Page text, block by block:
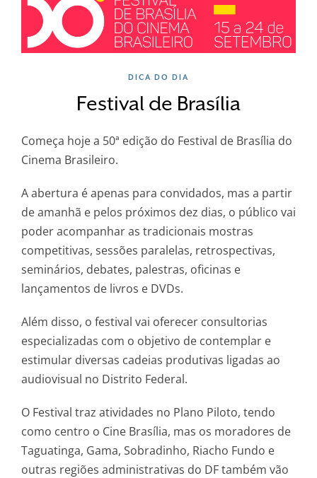
DICA DO DIA
Festival de Brasília
Começa hoje a 50ª edição do Festival de Brasília do
Cinema Brasileiro.
A abertura é apenas para convidados, mas a partir
de amanhã e pelos próximos dez dias, o público vai
poder acompanhar as tradicionais mostras
competitivas, sessões paralelas, retrospectivas,
seminários, debates, palestras, oficinas e
lançamentos de livros e DVDs.
Além disso, o festival vai oferecer consultorias
especializadas com o objetivo de contemplar e
estimular diversas cadeias produtivas ligadas ao
audiovisual no Distrito Federal.
O Festival traz atividades no Plano Piloto, tendo
como centro o Cine Brasília, mas os moradores de
Taguatinga, Gama, Sobradinho, Riacho Fundo e
outras regiões administrativas do DF também vão